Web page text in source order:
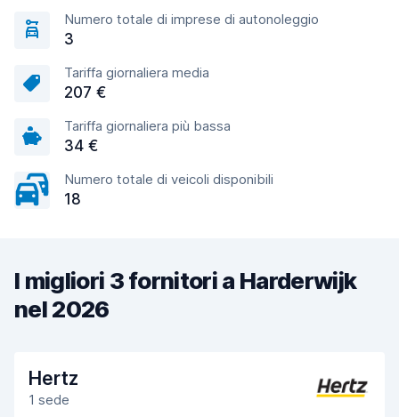
Numero totale di imprese di autonoleggio
3
Tariffa giornaliera media
207 €
Tariffa giornaliera più bassa
34 €
Numero totale di veicoli disponibili
18
I migliori 3 fornitori a Harderwijk
nel 2026
Hertz
1 sede